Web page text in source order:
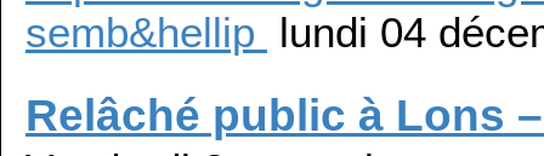
semb&hellip lundi 04
Relâché public à Lons